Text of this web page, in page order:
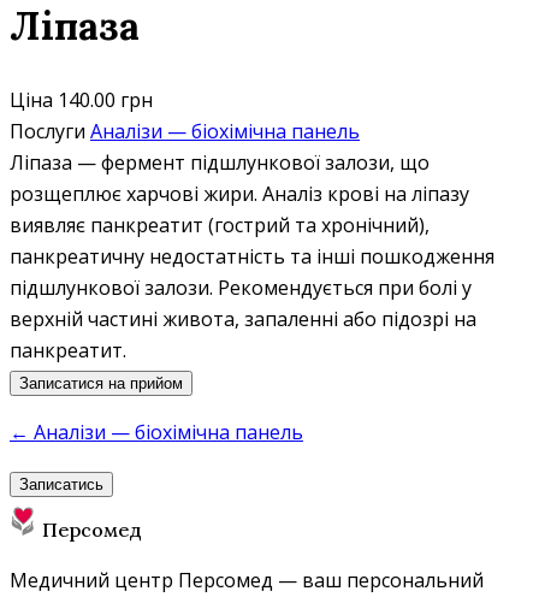
Ліпаза
Ціна 140.00 грн
Послуги Аналізи — біохімічна панель
Ліпаза — фермент підшлункової залози, що
розщеплює харчові жири. Аналіз крові на ліпазу
виявляє панкреатит (гострий та хронічний),
панкреатичну недостатність та інші пошкодження
підшлункової залози. Рекомендується при болі у
верхній частині живота, запаленні або підозрі на
панкреатит.
Записатися на прийом
← Аналізи — біохімічна панель
Записатись
Персомед
Медичний центр Персомед — ваш персональний